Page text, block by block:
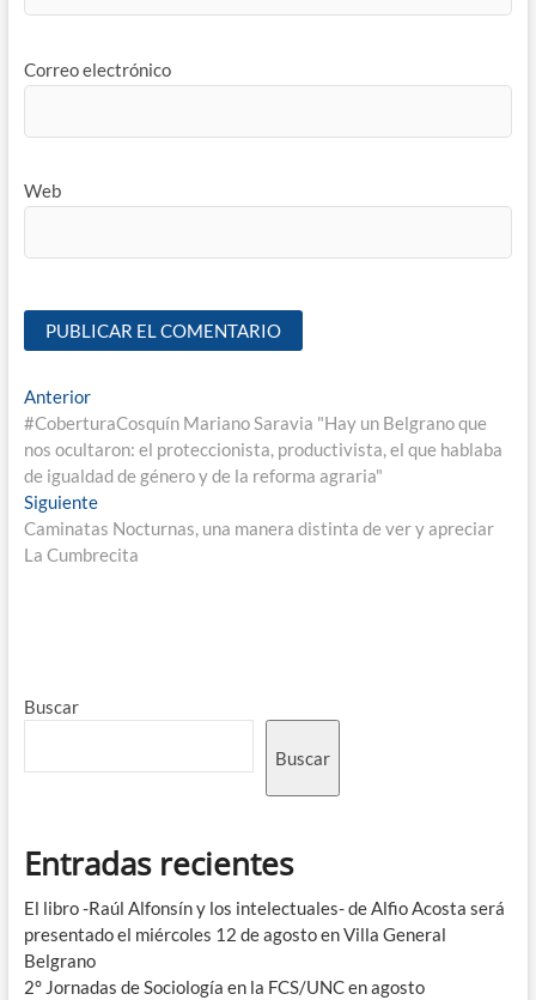
Correo electrónico
Web
Anterior
#CoberturaCosquín Mariano Saravia "Hay un Belgrano que
nos ocultaron: el proteccionista, productivista, el que hablaba
de igualdad de género y de la reforma agraria"
Siguiente
Caminatas Nocturnas, una manera distinta de ver y apreciar
La Cumbrecita
Buscar
Buscar
Entradas recientes
El libro -Raúl Alfonsín y los intelectuales- de Alfio Acosta será
presentado el miércoles 12 de agosto en Villa General
Belgrano
2° Jornadas de Sociología en la FCS/UNC en agosto